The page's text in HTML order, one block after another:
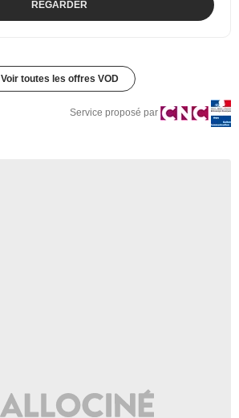
REGARDER
Voir toutes les offres VOD
Service proposé par